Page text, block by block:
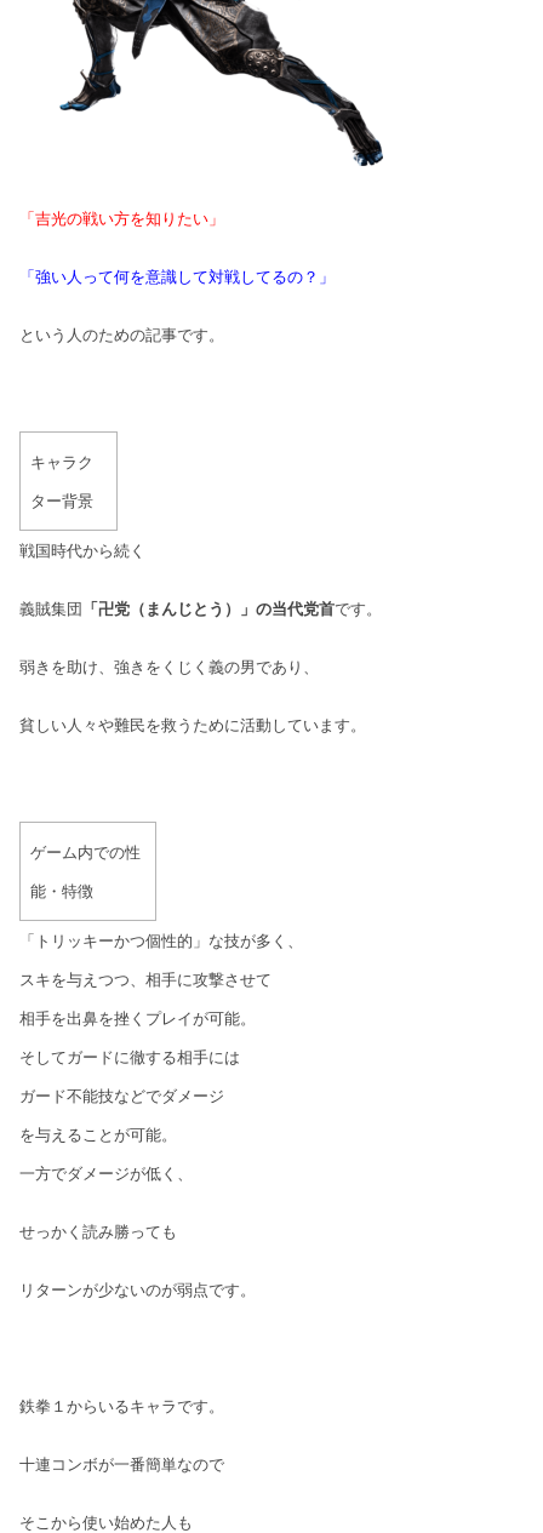
「吉光の戦い方を知りたい」
「強い人って何を意識して対戦してるの？」
という人のための記事です。
キャラク
ター背景
戦国時代から続く
義賊集団 「卍党（まんじとう）」の当代党首です。
弱きを助け、強きをくじく義の男であり、
貧しい人々や難民を救うために活動しています。
ゲーム内での性
能・特徴
「トリッキーかつ個性的」な技が多く、
スキを与えつつ、相手に攻撃させて
相手を出鼻を挫くプレイが可能。
そしてガードに徹する相手には
ガード不能技などでダメージ
を与えることが可能。
一方でダメージが低く、
せっかく読み勝っても
リターンが少ないのが弱点です。
鉄拳１からいるキャラです。
十連コンボが一番簡単なので
そこから使い始めた人も